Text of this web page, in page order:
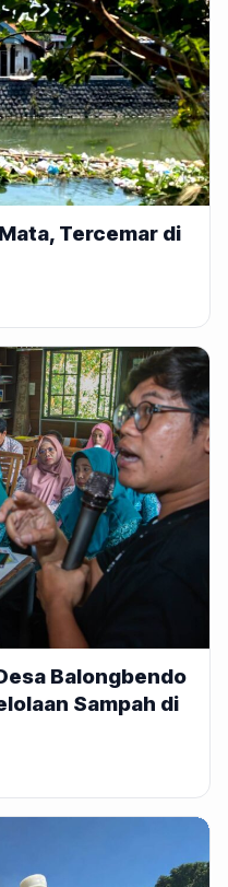
Tercemar di
Balongbendo
Sampah di